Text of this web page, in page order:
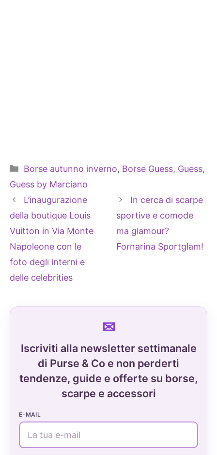
Categorie
Borse autunno inverno, Borse Guess, Guess,
Guess by Marciano
L’inaugurazione
della boutique Louis
Vuitton in Via Monte
Napoleone con le
foto degli interni e
delle celebrities
In cerca di scarpe
sportive e comode
ma glamour?
Fornarina Sportglam!
Iscriviti alla newsletter settimanale
di Purse & Co e non perderti
tendenze, guide e offerte su borse,
scarpe e accessori
E-MAIL